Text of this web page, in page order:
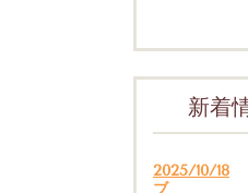
新着
2025/10/18
ブ